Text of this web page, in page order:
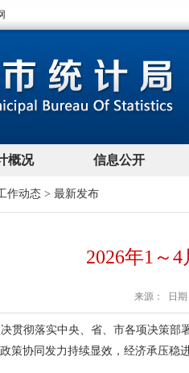
作动态 > 最新发布
2026年1～
来源： 日期
贯彻落实中央、省、市各项决策部
子政策协同发力持续显效，经